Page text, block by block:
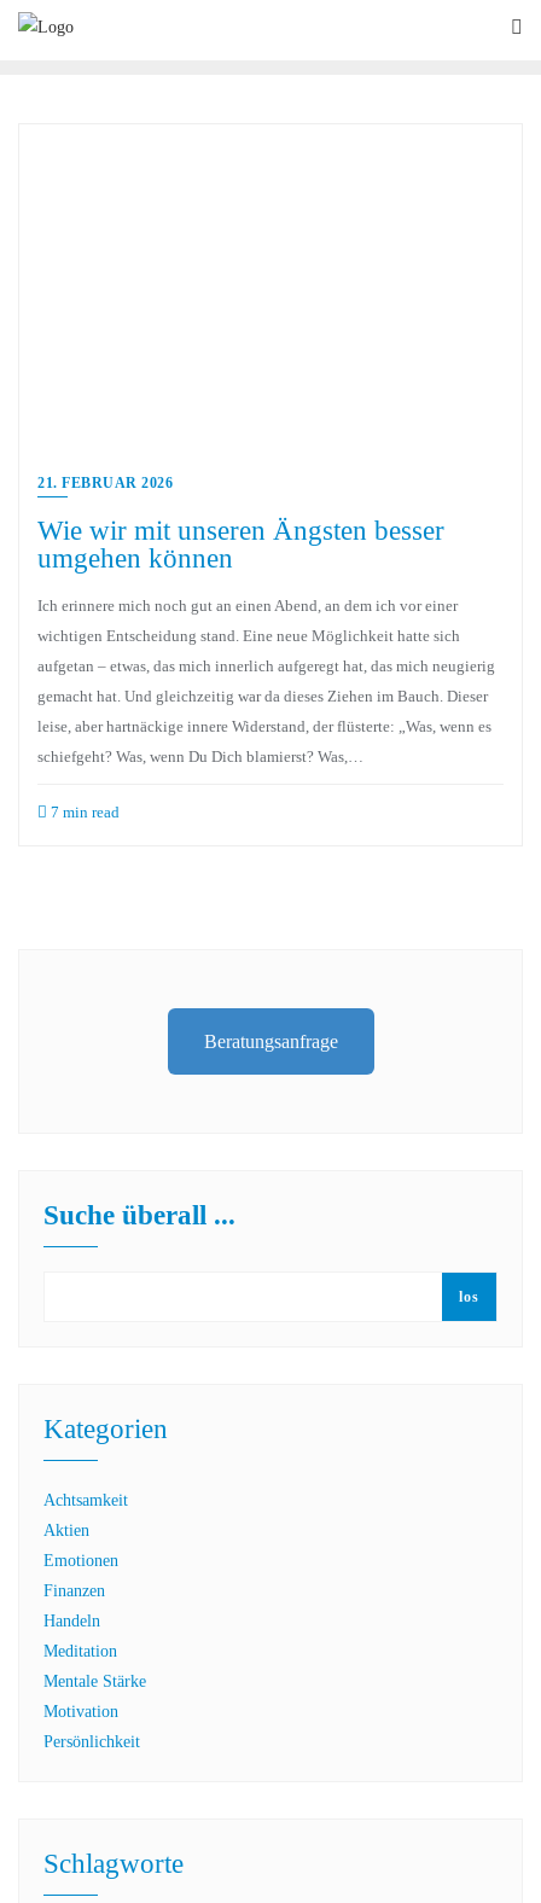
21. FEBRUAR 2026
Wie wir mit unseren Ängsten besser
umgehen können
Ich erinnere mich noch gut an einen Abend, an dem ich vor einer
wichtigen Entscheidung stand. Eine neue Möglichkeit hatte sich
aufgetan – etwas, das mich innerlich aufgeregt hat, das mich neugierig
gemacht hat. Und gleichzeitig war da dieses Ziehen im Bauch. Dieser
leise, aber hartnäckige innere Widerstand, der flüsterte: „Was, wenn es
schiefgeht? Was, wenn Du Dich blamierst? Was,…
7 min read
Beratungsanfrage
Suche überall ...
los
Kategorien
Achtsamkeit
Aktien
Emotionen
Finanzen
Handeln
Meditation
Mentale Stärke
Motivation
Persönlichkeit
Schlagworte